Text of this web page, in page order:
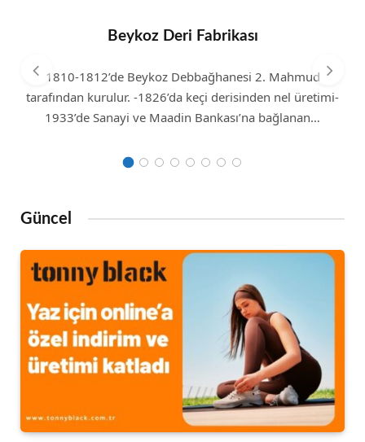
Beykoz Deri Fabrikası
1810-1812’de Beykoz Debbağhanesi 2. Mahmud
tarafından kurulur. -1826’da keçi derisinden nel üretimi-
1933’de Sanayi ve Maadin Bankası’na bağlanan…
Güncel